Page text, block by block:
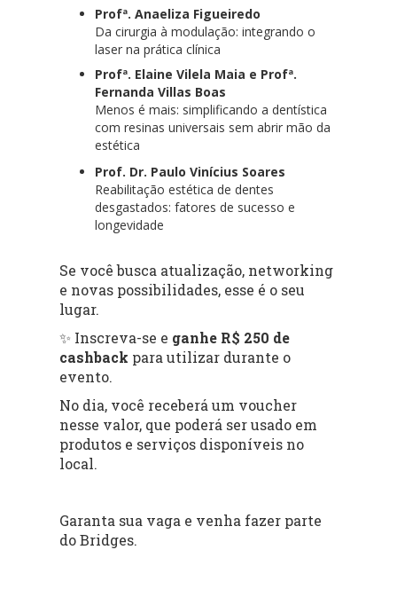
Profª. Anaeliza Figueiredo
Da cirurgia à modulação: integrando o
laser na prática clínica
Profª. Elaine Vilela Maia e Profª.
Fernanda Villas Boas
Menos é mais: simplificando a dentística
com resinas universais sem abrir mão da
estética
Prof. Dr. Paulo Vinícius Soares
Reabilitação estética de dentes
desgastados: fatores de sucesso e
longevidade
Se você busca atualização, networking
e novas possibilidades, esse é o seu
lugar.
✨ Inscreva-se e ganhe R$ 250 de
cashback para utilizar durante o
evento.
No dia, você receberá um voucher
nesse valor, que poderá ser usado em
produtos e serviços disponíveis no
local.
Garanta sua vaga e venha fazer parte
do Bridges.